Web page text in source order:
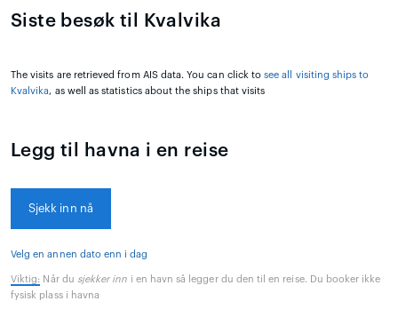
Siste besøk til Kvalvika
The visits are retrieved from AIS data. You can click tosee all visiting ships to
Kvalvika, as well as statistics about the ships that visits
Legg til havna i en reise
Sjekk inn nå
Velg en annen dato enn i dag
Viktig: Når du sjekker inn i en havn så legger du den til en reise. Du booker ikke
fysisk plass i havna